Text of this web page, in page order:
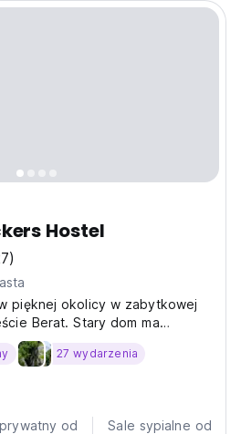
Hostel
pięknej okolicy w zabytkowej
Berat. Stary dom ma
ogród z drzewami
się zrelaksować.
27 wydarzenia
od Sale sypialne od